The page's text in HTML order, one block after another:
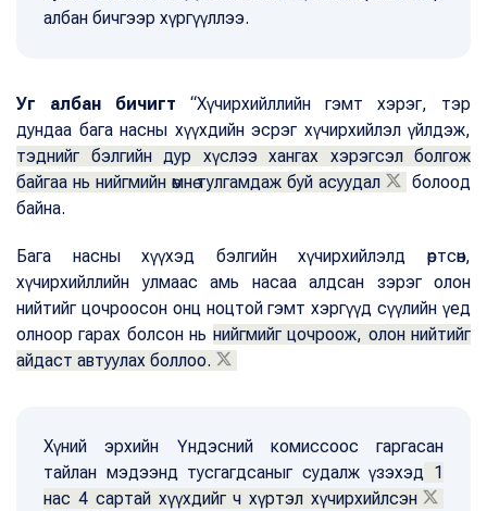
албан бичгээр хүргүүллээ.
Уг албан бичигт “Хүчирхийллийн гэмт хэрэг, тэр
дундаа бага насны хүүхдийн эсрэг хүчирхийлэл үйлдэж,
тэднийг бэлгийн дур хүслээ хангах хэрэгсэл болгож
байгаа нь нийгмийн өмнө тулгамдаж буй асуудал
болоод
байна.
Бага насны хүүхэд бэлгийн хүчирхийлэлд өртсөн,
хүчирхийллийн улмаас амь насаа алдсан зэрэг олон
нийтийг цочроосон онц ноцтой гэмт хэргүүд сүүлийн үед
олноор гарах болсон нь нийгмийг цочроож, олон нийтийг
айдаст автуулах боллоо.
Хүний эрхийн Үндэсний комиссоос гаргасан
тайлан мэдээнд тусгагдсаныг судалж үзэхэд 1
нас 4 сартай хүүхдийг ч хүртэл хүчирхийлсэн